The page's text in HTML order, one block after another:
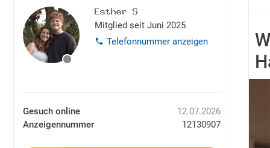
Mitglied seit Juni 2025
Telefonnummer anzeigen
Gesuch online
12.07.2026
Anzeigennummer
12130907